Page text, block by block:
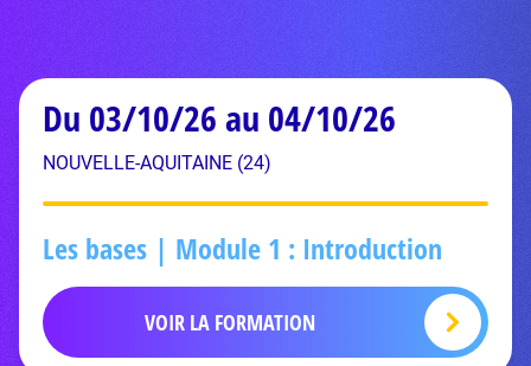
Du 03/10/26 au 04/10/26
NOUVELLE-AQUITAINE (24)
Les bases | Module 1 : Introduction
VOIR LA FORMATION